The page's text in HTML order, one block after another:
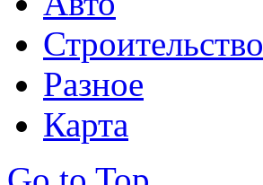
Строительство
Разное
Карта